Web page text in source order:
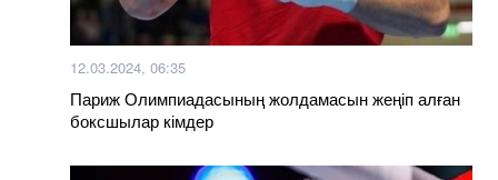
12.03.2024, 06:35
Париж Олимпиадасының жолдамасын жеңіп алған
боксшылар кімдер